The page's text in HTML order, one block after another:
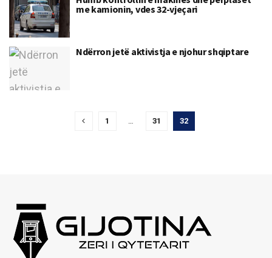
me kamionin, vdes 32-vjeçari
Ndërron jetë aktivistja e njohur shqiptare
1 31 32